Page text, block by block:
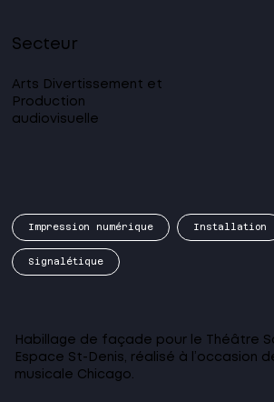
Secteur
Arts Divertissement et
Production
audiovisuelle
Impression numérique Installation
Signalétique
Habillage de façade pour le Théâtre
Espace St-Denis, réalisé à l’occasion
musicale Chicago.